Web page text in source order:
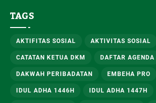
TAGS
AKTIFITAS SOSIAL AKTIVITAS SOSIAL
CATATAN KETUA DKM DAFTAR AGENDA
DAKWAH PERIBADATAN EMBEHA PRO
IDUL ADHA 1446H IDUL ADHA 1447H